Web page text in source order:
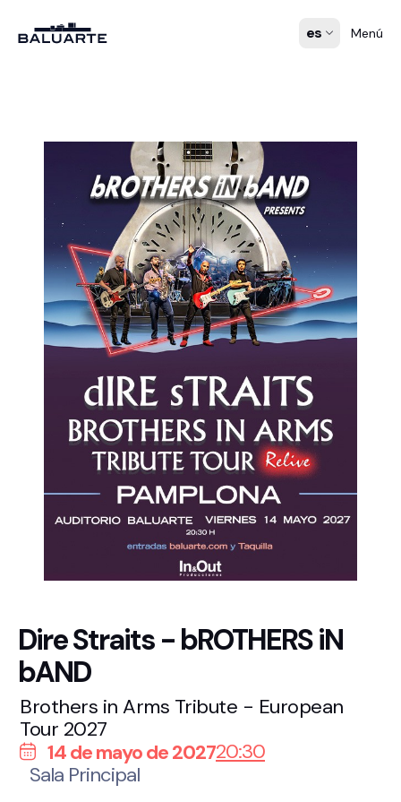
es Menú
Dire Straits - bROTHERS iN
bAND
Brothers in Arms Tribute - European
Tour 2027
14 de mayo de 202720:30
Sala Principal